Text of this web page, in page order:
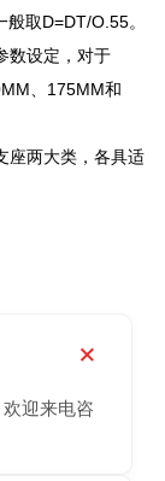
取D=DT/O.55。
数设定，对于
、175MM和
座两大类，各具适
迎来电咨